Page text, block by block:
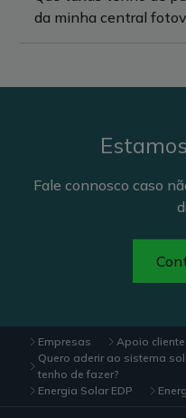
da minha central
Fale connosco caso
Empresas
Apoio cliente
Quero aderir ao sistema
tenho de fazer?
Energia Solar EDP